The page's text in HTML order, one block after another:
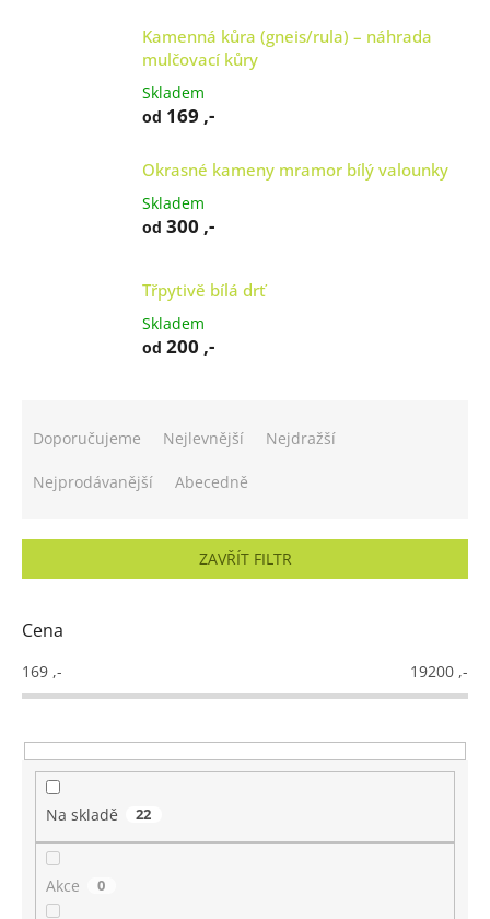
Kamenná kůra (gneis/rula) – náhrada
mulčovací kůry
Skladem
od 169 ,-
Okrasné kameny mramor bílý valounky
Skladem
od 300 ,-
Třpytivě bílá drť
Skladem
od 200 ,-
r
d
k
t
Doporučujeme Nejlevnější Nejdražší
Nejprodávanější Abecedně
ZAVŘÍT FILTR
Cena
169 ,- 19200 ,-
Na skladě 22
Akce 0